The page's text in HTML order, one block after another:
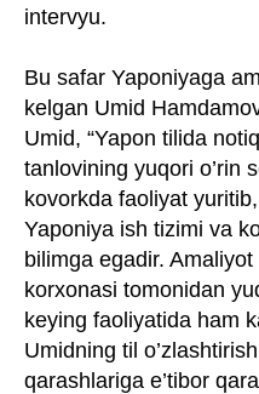
intervyu.
Bu safar Yaponiyaga
kelgan Umid
Umid, “Yapon tilida
tanlovining yuqori o’rin
kovorkda faoliyat
Yaponiya ish tizimi va
bilimga egadir.
korxonasi tomonidan
keying faoliyatida ham
Umidning til
qarashlariga e’tibor